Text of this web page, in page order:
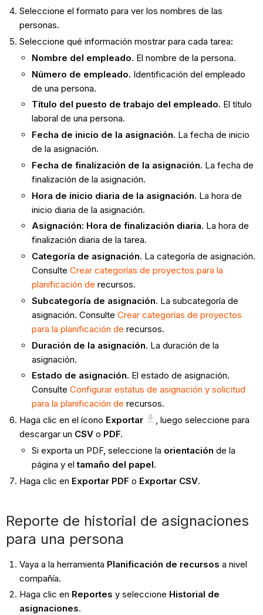
Seleccione el formato para ver los nombres de las
personas.
Seleccione qué información mostrar para cada tarea:
Nombre del empleado. El nombre de la persona.
Número de empleado. Identificación del empleado
de una persona.
Título del puesto de trabajo del empleado. El título
laboral de una persona.
Fecha de inicio de la asignación. La fecha de inicio
de la asignación.
Fecha de finalización de la asignación. La fecha de
finalización de la asignación.
Hora de inicio diaria de la asignación. La hora de
inicio diaria de la asignación.
Asignación: Hora de finalización diaria. La hora de
finalización diaria de la tarea.
Categoría de asignación. La categoría de asignación.
Consulte Crear categorías de proyectos para la
planificación de recursos.
Subcategoría de asignación. La subcategoría de
asignación. Consulte Crear categorías de proyectos
para la planificación de recursos.
Duración de la asignación. La duración de la
asignación.
Estado de asignación. El estado de asignación.
Consulte Configurar estatus de asignación y solicitud
para la planificación de recursos.
Haga clic en el ícono Exportar
, luego seleccione para
descargar un CSVo PDF.
Si exporta un PDF, seleccione la orientación de la
página y eltamaño del papel.
Haga clic en Exportar PDF o Exportar CSV.
Reporte de historial de asignaciones
para una persona
Vaya a la herramienta Planificación de recursos a nivel
compañía.
Haga clic en Reportes y seleccione Historial de
asignaciones.